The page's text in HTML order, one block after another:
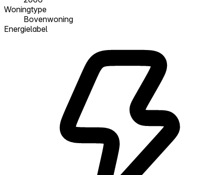
Woningtype
Bovenwoning
Energielabel